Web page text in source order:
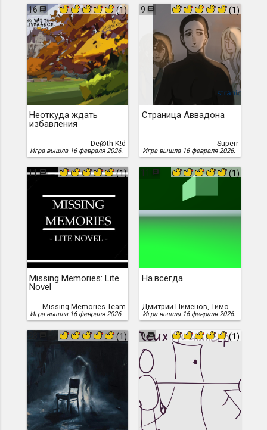
16 (1)
Неоткуда ждать
избавления
De@th K!d
Игра вышла 16 февраля 2026.
9 (1)
Страница Аввадона
Superr
Игра вышла 16 февраля 2026.
11 (1)
Missing Memories: Lite
Novel
Missing Memories Team
Игра вышла 16 февраля 2026.
11 (1)
На.всегда
Дмитрий Пименов, Тимофей Усиков
Игра вышла 16 февраля 2026.
(1) 9 (1)